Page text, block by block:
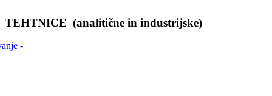
TEHTNICE (analitične in industrijske)
-